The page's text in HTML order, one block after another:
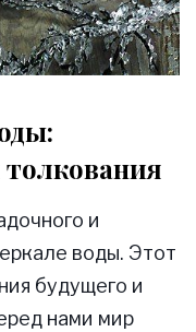
и
воды. Этот
будущего и
нами мир